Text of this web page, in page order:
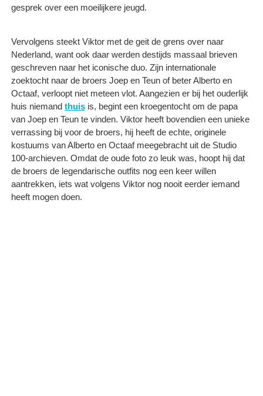
gesprek over een moeilijkere jeugd.
Vervolgens steekt Viktor met de geit de grens over naar
Nederland, want ook daar werden destijds massaal brieven
geschreven naar het iconische duo. Zijn internationale
zoektocht naar de broers Joep en Teun of beter Alberto en
Octaaf, verloopt niet meteen vlot. Aangezien er bij het ouderlijk
huis niemand thuis is, begint een kroegentocht om de papa
van Joep en Teun te vinden. Viktor heeft bovendien een unieke
verrassing bij voor de broers, hij heeft de echte, originele
kostuums van Alberto en Octaaf meegebracht uit de Studio
100-archieven. Omdat de oude foto zo leuk was, hoopt hij dat
de broers de legendarische outfits nog een keer willen
aantrekken, iets wat volgens Viktor nog nooit eerder iemand
heeft mogen doen.